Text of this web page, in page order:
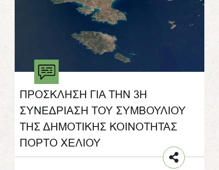
ΠΡΟΣΚΛΗΣΗ ΓΙΑ ΤΗΝ 3Η
ΣΥΝΕΔΡΙΑΣΗ ΤΟΥ ΣΥΜΒΟΥΛΙΟΥ
ΤΗΣ ΔΗΜΟΤΙΚΗΣ ΚΟΙΝΟΤΗΤΑΣ
ΠΟΡΤΟ ΧΕΛΙΟΥ